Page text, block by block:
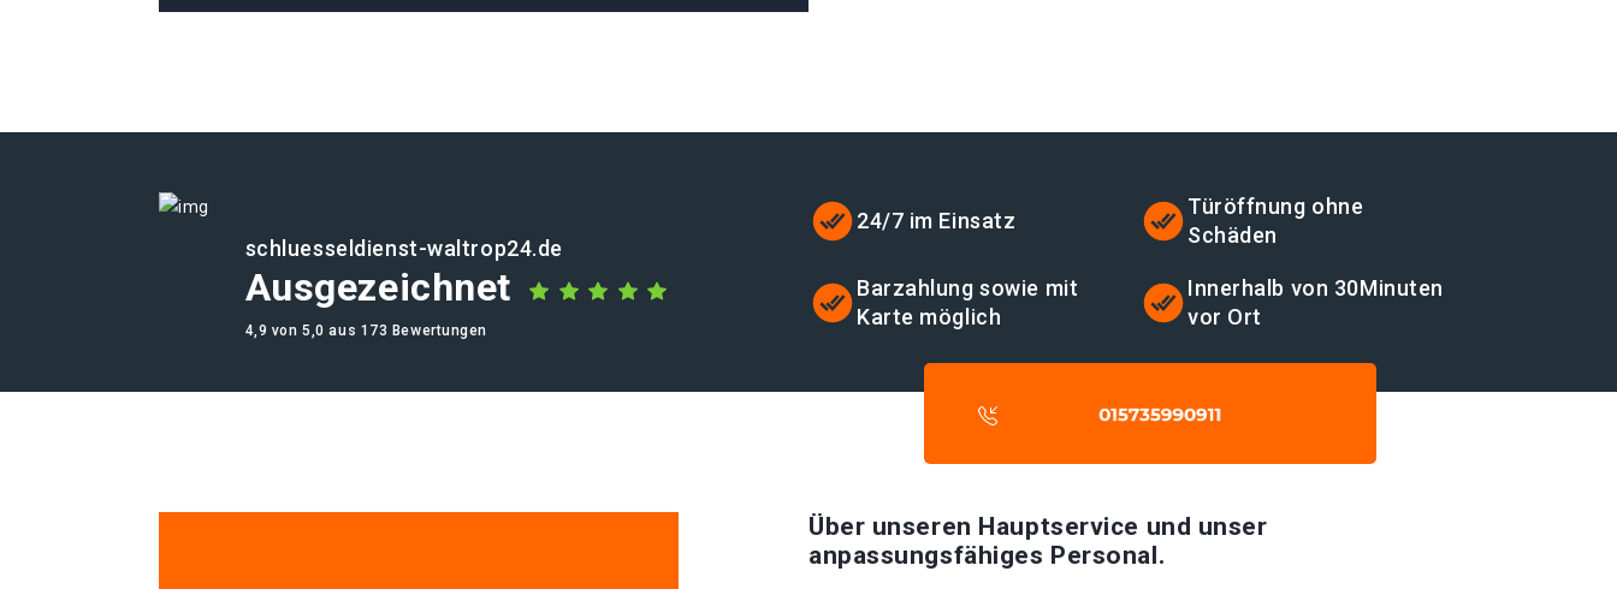
schluesseldienst-waltrop24.de
Ausgezeichnet
4,9 von 5,0 aus 173 Bewertungen
24/7 im Einsatz
Türöffnung ohne
Schäden
Barzahlung sowie mit
Karte möglich
Innerhalb von 30Minuten
vor Ort
Über unseren Hauptservice und unser
anpassungsfähiges Personal.